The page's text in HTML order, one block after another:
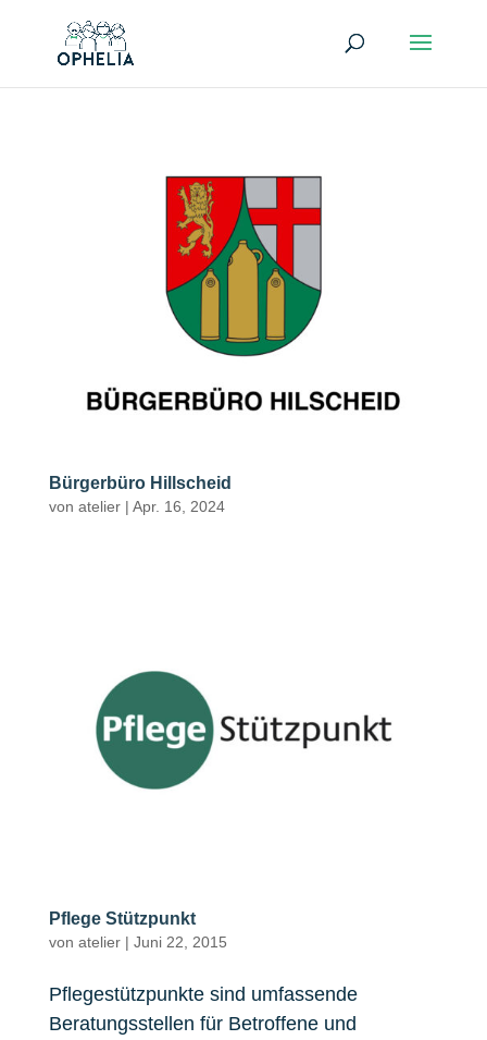
Bürgerbüro Hillscheid
von atelier| Apr. 16, 2024
Pflege Stützpunkt
von atelier| Juni 22, 2015
Pflegestützpunkte sind umfassende
Beratungsstellen für Betroffene und